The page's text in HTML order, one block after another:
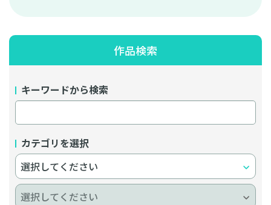
作品検索
キーワードから検索
カテゴリを選択